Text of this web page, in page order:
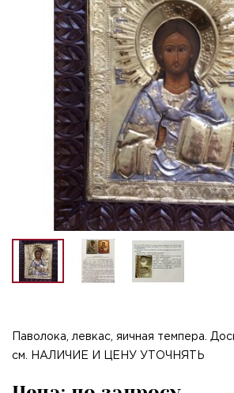
Паволока, левкас, яичная темпера.
см. НАЛИЧИЕ И ЦЕНУ УТОЧНЯТЬ